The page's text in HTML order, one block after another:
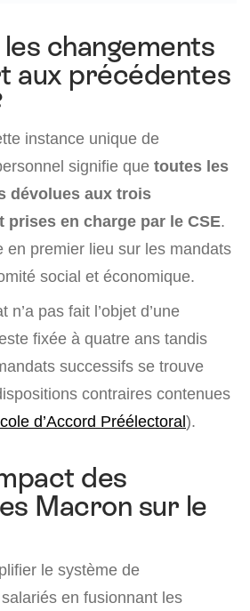
changements
aux précédentes
instance unique de
signifie que toutes les
dévolues aux trois
en charge par le CSE.
en premier lieu sur les mandats
social et économique.
pas fait l’objet d’une
fixée à quatre ans tandis
successifs se trouve
contraires contenues
d’Accord Préélectoral).
des
Macron sur le
le système de
en fusionnant les